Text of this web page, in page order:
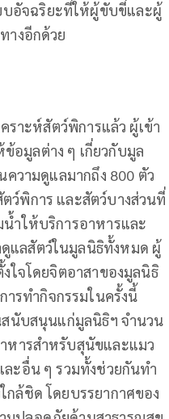
บอัจฉริยะที่ให้ผู้ขับขี่และผู้
างอีกด้วย
ราะห์สัตว์พิการแล้ว ผู้เข้า
อมูลต่าง ๆ เกี่ยวกับมูล
วามดูแลมากถึง 800 ตัว
ว์พิการ และสัตว์บางส่วนที่
น้ำให้บริการอาหารและ
ดูแลสัตว์ในมูลนิธิทั้งหมด ผู้
ใจโดยจิตอาสาของมูลนิธิ
รทำกิจกรรมในครั้งนี้
สนับสนุนแก่มูลนิธิฯ จำนวน
หารสำหรับสุนัขและแมว
ะอื่น ๆ รวมทั้งช่วยกันทำ
ล้ชิด โดยบรรยากาศของ